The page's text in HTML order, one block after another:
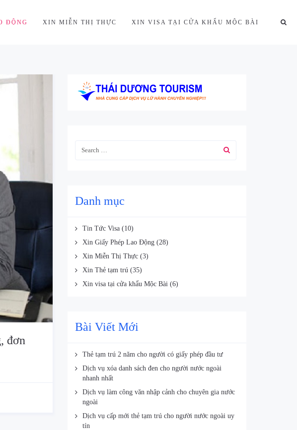
ĐỘNG XIN MIỄN THỊ THỰC XIN VISA TẠI CỬA KHẨU MỘC BÀI
đơn
Danh mục
Tin Tức Visa (10)
Xin Giấy Phép Lao Động (28)
Xin Miễn Thị Thực (3)
Xin Thẻ tạm trú (35)
Xin visa tại cửa khẩu Mộc Bài (6)
Bài Viết Mới
Thẻ tạm trú 2 năm cho người có giấy phép đầu tư
Dịch vụ xóa danh sách đen cho người nước ngoài
nhanh nhất
Dịch vụ làm công văn nhập cảnh cho chuyên gia nước
ngoài
Dịch vụ cấp mới thẻ tạm trú cho người nước ngoài uy
tín